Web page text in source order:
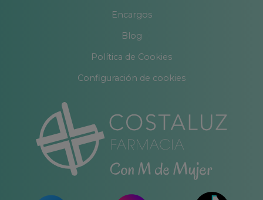
Encargos
Blog
Política de Cookies
Configuración de cookies